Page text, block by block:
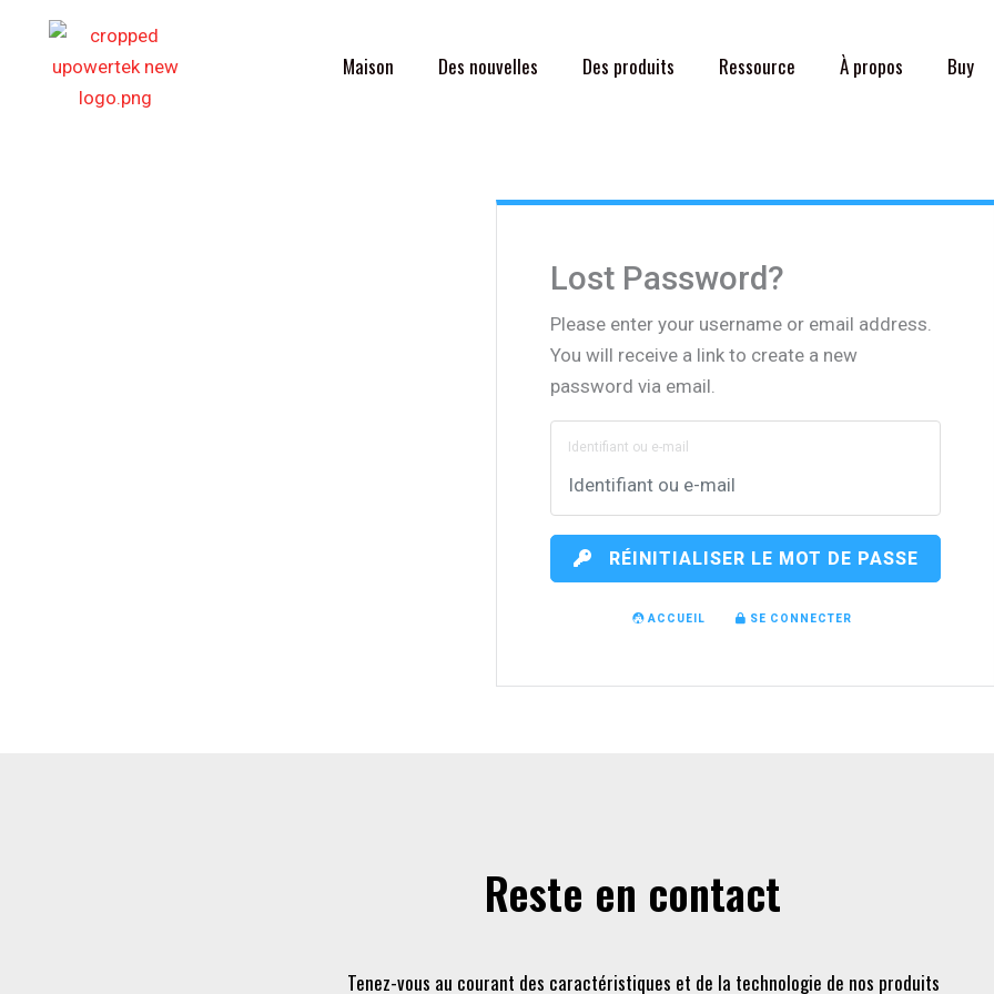
contenu
Maison Des nouvelles Des produits Ressource À propos Buy
Lost Password?
Please enter your username or email address.
You will receive a link to create a new
password via email.
Identifiant ou e-mail
RÉINITIALISER LE MOT DE PASSE
ACCUEIL SE CONNECTER
Reste en contact
Tenez-vous au courant des caractéristiques et de la technologie de nos produits